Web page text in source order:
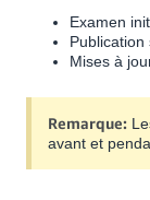
Examen
Publication
Mises à
Remarque:
avant et